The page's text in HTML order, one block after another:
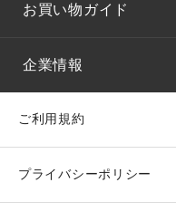
お買い物ガイド
企業情報
ご利用規約
プライバシーポリシー